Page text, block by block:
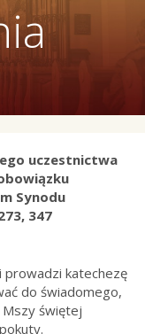
uczestnictwa
Synodu
347
prowadzi katechezę
do świadomego,
świętej